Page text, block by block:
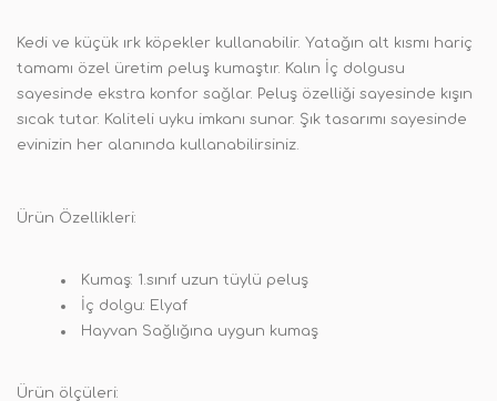
Kedi ve küçük ırk köpekler kullanabilir. Yatağın alt kısmı hariç
tamamı özel üretim peluş kumaştır. Kalın İç dolgusu
sayesinde ekstra konfor sağlar. Peluş özelliği sayesinde kışın
sıcak tutar. Kaliteli uyku imkanı sunar. Şık tasarımı sayesinde
evinizin her alanında kullanabilirsiniz.
Ürün Özellikleri:
Kumaş: 1.sınıf uzun tüylü peluş
İç dolgu: Elyaf
Hayvan Sağlığına uygun kumaş
Ürün ölçüleri: